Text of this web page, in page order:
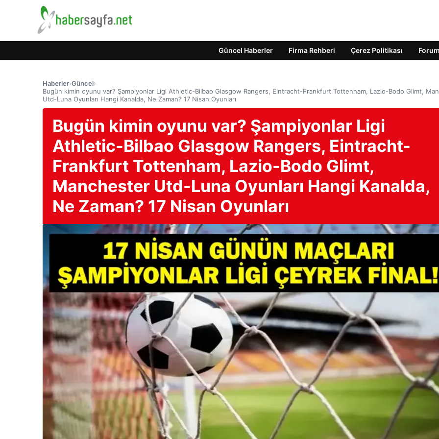
Güncel Haberler Firma Rehberi Çerez Politikası Forum
Haberler›Güncel›
Bugün kimin oyunu var? Şampiyonlar Ligi Athletic-Bilbao Glasgow Rangers, Eintracht-Frankfurt Tottenham, Lazio-Bodo Glimt,
Utd-Luna Oyunları Hangi Kanalda, Ne Zaman? 17 Nisan Oyunları
Bugün kimin oyunu var? Şampiyonlar Ligi
Athletic-Bilbao Glasgow Rangers, Eintracht-
Frankfurt Tottenham, Lazio-Bodo Glimt,
Manchester Utd-Luna Oyunları Hangi Kanalda,
Ne Zaman? 17 Nisan Oyunları